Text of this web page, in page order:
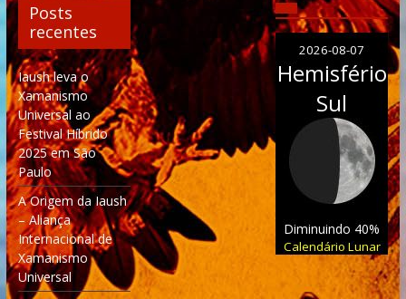
Posts
recentes
Iaush leva o
Xamanismo
Universal ao
Festival Híbrido
2025 em São
Paulo
A Origem da Iaush
– Aliança
Internacional de
Xamanismo
Universal
2026-08-07
Hemisfério
Sul
Diminuindo 40%
Calendário Lunar